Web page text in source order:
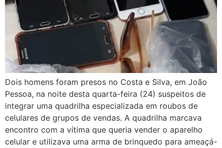
Dois homens foram presos no Costa e Silva, em João
Pessoa, na noite desta quarta-feira (24) suspeitos de
integrar uma quadrilha especializada em roubos de
celulares de grupos de vendas. A quadrilha marcava
encontro com a vítima que queria vender o aparelho
celular e utilizava uma arma de brinquedo para ameaçá-